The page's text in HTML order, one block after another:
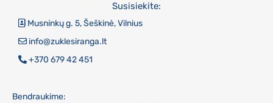
Susisiekite:
Musninkų g. 5, Šeškinė, Vilnius
info@zuklesiranga.lt
+370 679 42 451
Bendraukime: